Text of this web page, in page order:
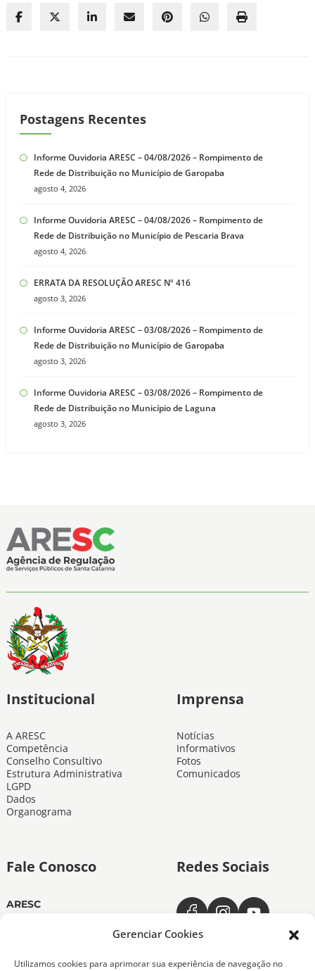
Gerenciar Cookies
Utilizamos cookies para aprimorar sua experiência de navegação no
Postagens Recentes
Informe Ouvidoria ARESC – 04/08/2026 – Rompimento de
Rede de Distribuição no Município de Garopaba
agosto 4, 2026
Informe Ouvidoria ARESC – 04/08/2026 – Rompimento de
Rede de Distribuição no Município de Pescaria Brava
agosto 4, 2026
ERRATA DA RESOLUÇÃO ARESC Nº 416
agosto 3, 2026
Informe Ouvidoria ARESC – 03/08/2026 – Rompimento de
Rede de Distribuição no Município de Garopaba
agosto 3, 2026
Informe Ouvidoria ARESC – 03/08/2026 – Rompimento de
Rede de Distribuição no Município de Laguna
agosto 3, 2026
Institucional
A ARESC
Competência
Conselho Consultivo
Estrutura Administrativa
LGPD
Dados
Organograma
Imprensa
Notícias
Informativos
Fotos
Comunicados
Fale Conosco
ARESC
ARESC Ouvidoria
Redes Sociais